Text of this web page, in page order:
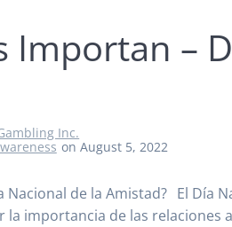
Importan –
Inc.
on August 5, 2022
Nacional de la Amistad? El Día
importancia de las relaciones